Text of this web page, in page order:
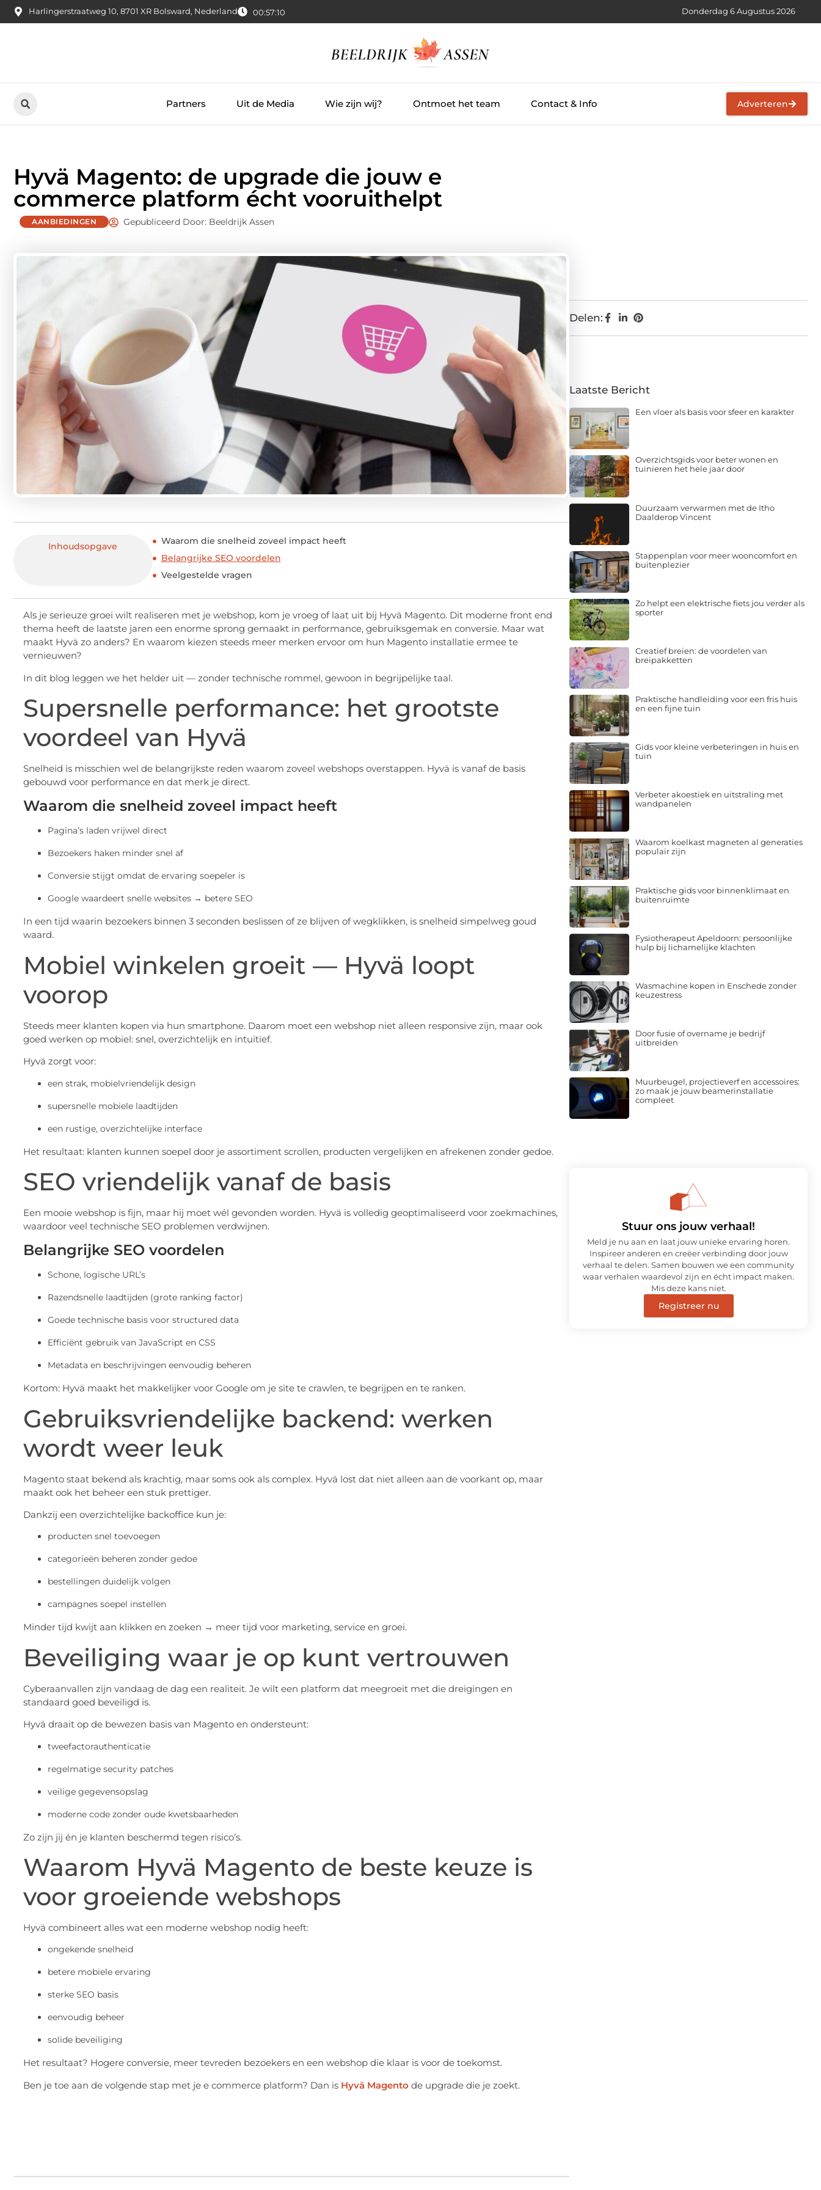
Harlingerstraatweg 10, 8701 XR Bolsward, Nederland 00:57:11 Donderdag 6 Augustus 2026
Partners Uit de Media Wie zijn wij? Ontmoet het team Contact & Info Adverteren
Hyvä Magento: de upgrade die jouw e
commerce platform écht vooruithelpt
AANBIEDINGEN Gepubliceerd Door: Beeldrijk Assen
Inhoudsopgave
Waarom die snelheid zoveel impact heeft
Belangrijke SEO voordelen
Veelgestelde vragen
Als je serieuze groei wilt realiseren met je webshop, kom je vroeg of laat uit bij Hyvä Magento. Dit moderne front end
thema heeft de laatste jaren een enorme sprong gemaakt in performance, gebruiksgemak en conversie. Maar wat
maakt Hyvä zo anders? En waarom kiezen steeds meer merken ervoor om hun Magento installatie ermee te
vernieuwen?
In dit blog leggen we het helder uit — zonder technische rommel, gewoon in begrijpelijke taal.
Supersnelle performance: het grootste
voordeel van Hyvä
Snelheid is misschien wel de belangrijkste reden waarom zoveel webshops overstappen. Hyvä is vanaf de basis
gebouwd voor performance en dat merk je direct.
Waarom die snelheid zoveel impact heeft
Pagina’s laden vrijwel direct
Bezoekers haken minder snel af
Conversie stijgt omdat de ervaring soepeler is
Google waardeert snelle websites → betere SEO
In een tijd waarin bezoekers binnen 3 seconden beslissen of ze blijven of wegklikken, is snelheid simpelweg goud
waard.
Mobiel winkelen groeit — Hyvä loopt
voorop
Steeds meer klanten kopen via hun smartphone. Daarom moet een webshop niet alleen responsive zijn, maar ook
goed werken op mobiel: snel, overzichtelijk en intuïtief.
Hyvä zorgt voor:
een strak, mobielvriendelijk design
supersnelle mobiele laadtijden
een rustige, overzichtelijke interface
Het resultaat: klanten kunnen soepel door je assortiment scrollen, producten vergelijken en afrekenen zonder gedoe.
SEO vriendelijk vanaf de basis
Een mooie webshop is fijn, maar hij moet wél gevonden worden. Hyvä is volledig geoptimaliseerd voor zoekmachines,
waardoor veel technische SEO problemen verdwijnen.
Belangrijke SEO voordelen
Schone, logische URL’s
Razendsnelle laadtijden (grote ranking factor)
Goede technische basis voor structured data
Efficiënt gebruik van JavaScript en CSS
Metadata en beschrijvingen eenvoudig beheren
Kortom: Hyvä maakt het makkelijker voor Google om je site te crawlen, te begrijpen en te ranken.
Gebruiksvriendelijke backend: werken
wordt weer leuk
Magento staat bekend als krachtig, maar soms ook als complex. Hyvä lost dat niet alleen aan de voorkant op, maar
maakt ook het beheer een stuk prettiger.
Dankzij een overzichtelijke backoffice kun je:
producten snel toevoegen
categorieën beheren zonder gedoe
bestellingen duidelijk volgen
campagnes soepel instellen
Minder tijd kwijt aan klikken en zoeken → meer tijd voor marketing, service en groei.
Beveiliging waar je op kunt vertrouwen
Cyberaanvallen zijn vandaag de dag een realiteit. Je wilt een platform dat meegroeit met die dreigingen en
standaard goed beveiligd is.
Hyvä draait op de bewezen basis van Magento en ondersteunt:
tweefactorauthenticatie
regelmatige security patches
veilige gegevensopslag
moderne code zonder oude kwetsbaarheden
Zo zijn jij én je klanten beschermd tegen risico’s.
Waarom Hyvä Magento de beste keuze is
voor groeiende webshops
Hyvä combineert alles wat een moderne webshop nodig heeft:
ongekende snelheid
betere mobiele ervaring
sterke SEO basis
eenvoudig beheer
solide beveiliging
Het resultaat? Hogere conversie, meer tevreden bezoekers en een webshop die klaar is voor de toekomst.
Ben je toe aan de volgende stap met je e commerce platform? Dan is Hyvä Magento de upgrade die je zoekt.
Delen:
Laatste Bericht
Een vloer als basis voor sfeer en karakter
Overzichtsgids voor beter wonen en
tuinieren het hele jaar door
Duurzaam verwarmen met de Itho
Daalderop Vincent
Stappenplan voor meer wooncomfort en
buitenplezier
Zo helpt een elektrische fiets jou verder als
sporter
Creatief breien: de voordelen van
breipakketten
Praktische handleiding voor een fris huis
en een fijne tuin
Gids voor kleine verbeteringen in huis en
tuin
Verbeter akoestiek en uitstraling met
wandpanelen
Waarom koelkast magneten al generaties
populair zijn
Praktische gids voor binnenklimaat en
buitenruimte
Fysiotherapeut Apeldoorn: persoonlijke
hulp bij lichamelijke klachten
Wasmachine kopen in Enschede zonder
keuzestress
Door fusie of overname je bedrijf
uitbreiden
Muurbeugel, projectieverf en accessoires:
zo maak je jouw beamerinstallatie
compleet
Stuur ons jouw verhaal!
Meld je nu aan en laat jouw unieke ervaring horen.
Inspireer anderen en creëer verbinding door jouw
verhaal te delen. Samen bouwen we een community
waar verhalen waardevol zijn en écht impact maken.
Mis deze kans niet.
Registreer nu